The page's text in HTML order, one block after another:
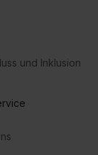
und Inklusion